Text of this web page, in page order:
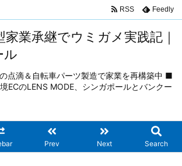
業承継でウミガメ実践記｜
ル
点滴＆自転車パーツ製造で家業を再構築中 ■
ECのLENS MODE、シンガポールとバンクー
Prev Next Search
RSS Feedly